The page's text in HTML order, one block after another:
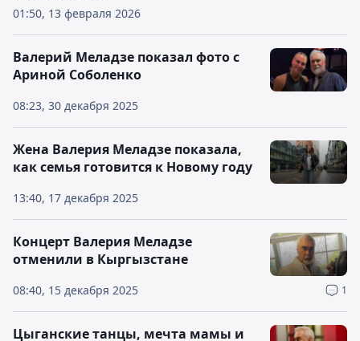
01:50, 13 февраля 2026
08:23, 30 декабря 2025
Валерий Меладзе показал фото с
Ариной Соболенко
13:40, 17 декабря 2025
Жена Валерия Меладзе показала,
как семья готовится к Новому году
08:40, 15 декабря 2025 1
Концерт Валерия Меладзе
отменили в Кыргызстане
Цыганские танцы, мечта мамы и